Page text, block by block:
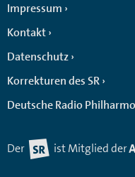
Impressum
Kontakt
Datenschutz
Korrekturen des SR
Deutsche Radio
Der ist Mitglied der